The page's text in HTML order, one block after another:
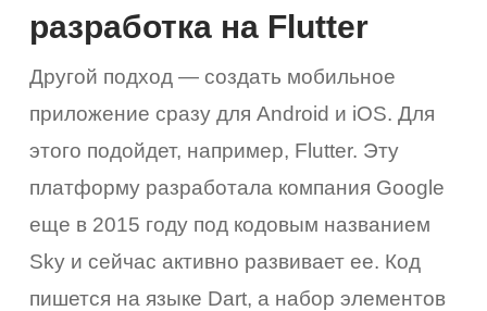
разработка на Flutter
Другой подход — создать мобильное
приложение сразу для Android и iOS. Для
этого подойдет, например, Flutter. Эту
платформу разработала компания Google
еще в 2015 году под кодовым названием
Sky и сейчас активно развивает ее. Код
пишется на языке Dart, а набор элементов